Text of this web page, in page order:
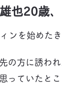
也20歳
ンを始めた
の方に誘わ
っていたと